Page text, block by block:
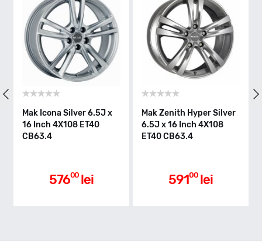
Mak Icona Silver 6.5J x
16 Inch 4X108 ET40
CB63.4
57600 lei
Mak Zenith Hyper Silver
6.5J x 16 Inch 4X108
ET40 CB63.4
59100 lei